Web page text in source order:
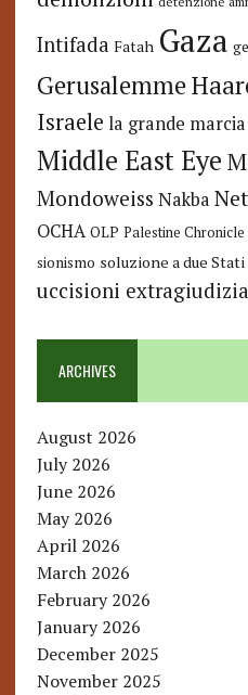
Intifada Fatah Gaza
Gerusalemme
Israele la grande
Middle East Eye
Mondoweiss Nakba
OCHA OLP Palestine Chronicle
sionismo soluzione a due Stati
uccisioni
ARCHIVES
August 2026
July 2026
June 2026
May 2026
April 2026
March 2026
February 2026
January 2026
December 2025
November 2025